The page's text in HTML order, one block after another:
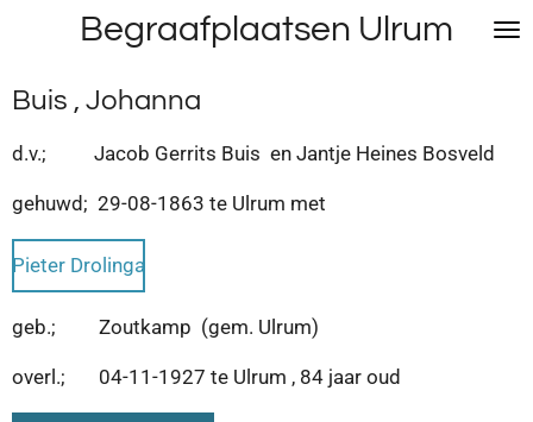
naar
de
hoofdinhoud
Begraafplaatsen Ulrum
Buis , Johanna
d.v.; Jacob Gerrits Buis en Jantje Heines Bosveld
gehuwd; 29-08-1863 te Ulrum met
Pieter Drolinga
geb.; Zoutkamp (gem. Ulrum)
overl.; 04-11-1927 te Ulrum , 84 jaar oud